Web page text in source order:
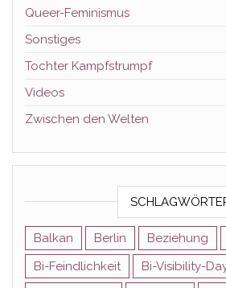
Queer-Feminismus
Sonstiges
Tochter Kampfstrumpf
Videos
Zwischen den Welten
Balkan Berlin Beziehung
Bi-Feindlichkeit
Bi-Visibility-